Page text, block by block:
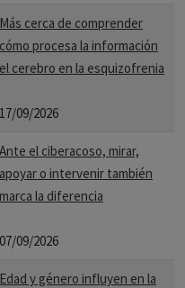
se admitía que todas
como si no tuvieran
a lo que se conoce
los estudios realizados
Erdős y Alfred Rényi.
redes mediante un
según el cual todo
tenía la misma
Más cerca de comprender
cómo procesa la información
el cerebro en la esquizofrenia
17/09/2026
Ante el ciberacoso, mirar,
apoyar o intervenir también
marca la diferencia
07/09/2026
Edad y género influyen en la